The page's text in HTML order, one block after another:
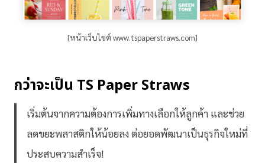
[หน้าเว็บไซต์ www.tspaperstraws.com]
กว่าจะเป็น TS Paper Straws
เริ่มต้นจากความต้องการเพิ่มทางเลือกให้ลูกค้า และช่วย
ลดขยะพลาสติกให้น้อยลง ต่อยอดพัฒนาเป็นธุรกิจใหม่ที่
ประสบความสำเร็จ!